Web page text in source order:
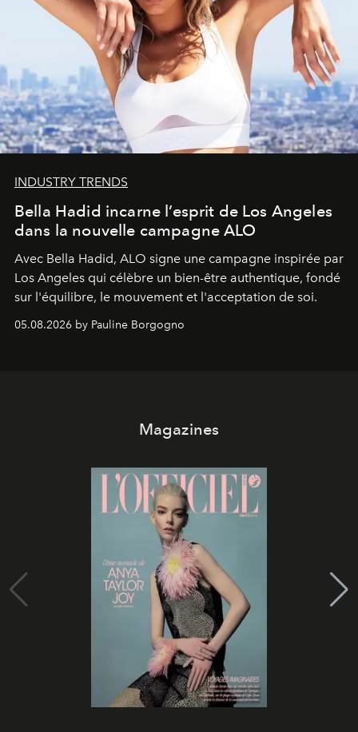
INDUSTRY TRENDS
Bella Hadid incarne l’esprit de Los Angeles
dans la nouvelle campagne ALO
Avec Bella Hadid, ALO signe une campagne inspirée par
Los Angeles qui célèbre un bien-être authentique, fondé
sur l'équilibre, le mouvement et l'acceptation de soi.
05.08.2026 by Pauline Borgogno
Magazines